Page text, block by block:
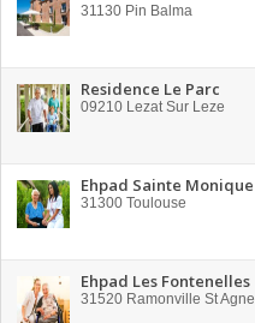
31130 Pin Balma
Residence Le Parc
09210 Lezat Sur Leze
Ehpad Sainte Monique
31300 Toulouse
Ehpad Les Fontenelles
31520 Ramonville St Agne